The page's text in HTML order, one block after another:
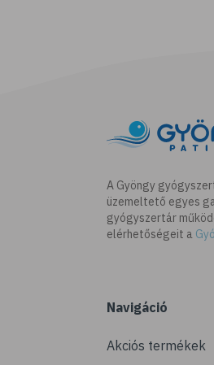
A Gyöngy
üzemeltető egyes
gyógyszertár
elérhetőségeit a
Navigáció
Akciós termékek